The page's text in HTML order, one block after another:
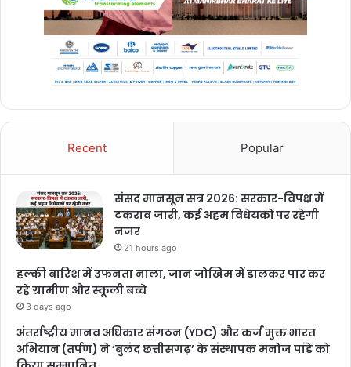
Recent Popular
संसद मानसून सत्र 2026: सरकार-विपक्ष में
टकराव जारी, कई अहम विधेयकों पर रहेगी
नजर
21 hours ago
हल्की बारिश में उफनता नाला, जान जोखिम में डालकर पार कर
रहे ग्रामीण और स्कूली बच्चे
3 days ago
अंतर्राष्ट्रीय मानव अधिकार संगठन (YDC) और कर्ज मुक्त भारत
अभियान (तर्पण) ने ‘बुलंद छत्तीसगढ़’ के संस्थापक मनोज पांडे को